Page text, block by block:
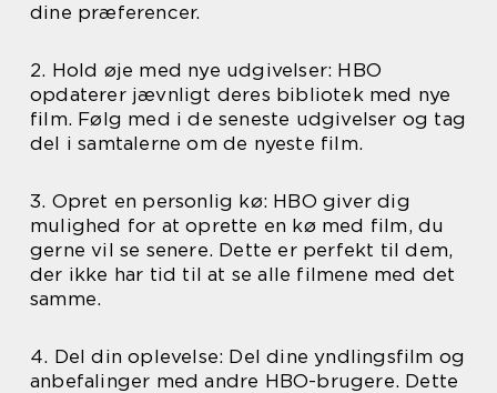
dine præferencer.
2. Hold øje med nye udgivelser: HBO
opdaterer jævnligt deres bibliotek med nye
film. Følg med i de seneste udgivelser og tag
del i samtalerne om de nyeste film.
3. Opret en personlig kø: HBO giver dig
mulighed for at oprette en kø med film, du
gerne vil se senere. Dette er perfekt til dem,
der ikke har tid til at se alle filmene med det
samme.
4. Del din oplevelse: Del dine yndlingsfilm og
anbefalinger med andre HBO-brugere. Dette